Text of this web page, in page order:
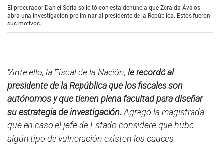
e
c
o
3
m
i
n
u
e
s
,
0
El procurador Daniel Soria solicitó con esta denuncia que Zoraida Ávalos
abra una investigación preliminar al presidente de la República. Estos fueron
sus motivos.
“Ante ello, la Fiscal de la Nación, le recordó al
presidente de la República que los fiscales son
autónomos y que tienen plena facultad para diseñar
su estrategia de investigación. Agregó la magistrada
que en caso el jefe de Estado considere que hubo
algún tipo de vulneración existen los cauces